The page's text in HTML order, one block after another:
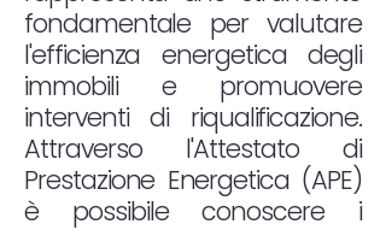
fondamentale per valutare
l'efficienza energetica degli
immobili e promuovere
interventi di riqualificazione.
Attraverso l'Attestato di
Prestazione Energetica (APE)
è possibile conoscere i